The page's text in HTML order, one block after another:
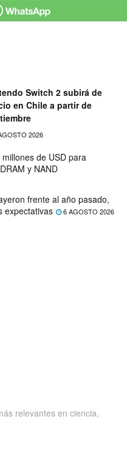
Switch 2 subirá de
en Chile a partir de
2026
de USD para
y NAND
frente al año pasado,
expectativas
6 AGOSTO 2026
relevantes en ciencia,